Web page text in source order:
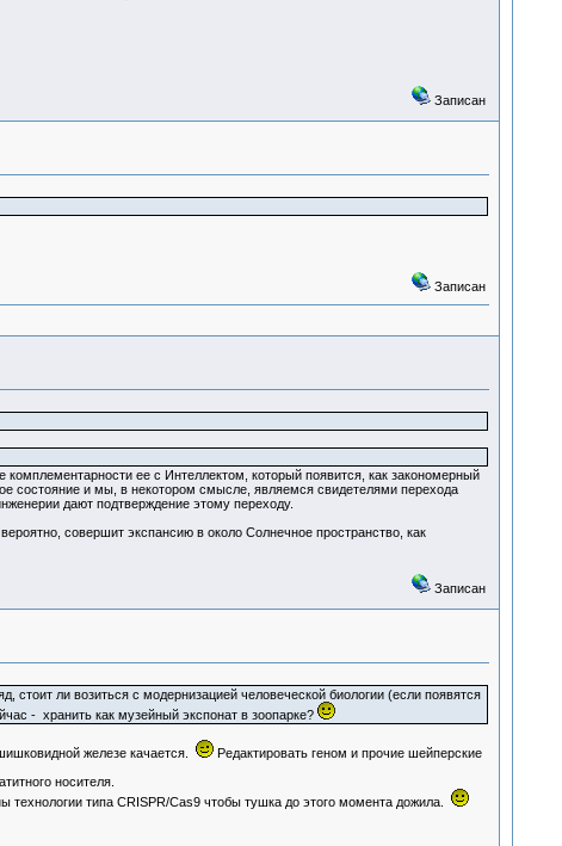
Записан
Записан
ее с Интеллектом, который появится, как закономерный
состояние и мы, в некотором смысле, являемся свидетелями перехода
дают подтверждение этому переходу.
совершит экспансию в около Солнечное пространство, как
Записан
ли возиться с модернизацией человеческой биологии (если появятся
- хранить как музейный экспонат в зоопарке?
железе качается.
Редактировать геном и прочие шейперские
носителя.
технологии типа CRISPR/Cas9 чтобы тушка до этого момента дожила.